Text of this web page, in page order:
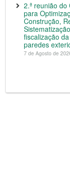
2.ª reunião
para
Construção,
fiscalização
paredes
7 de Agosto de